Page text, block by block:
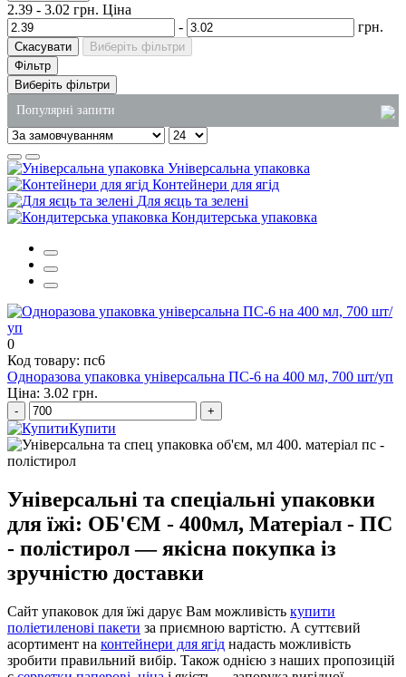
2.39 - 3.02 грн. Ціна
-
грн.
Скасувати
Виберіть фільтри
Фільтр
Виберіть фільтри
Популярні запити
коробка для торта пластикова
товари господарські оптом
замовлення миючих засобів
лотки з полістиролу
поліетиленовий пакет купити оптом
Універсальна упаковка
Контейнери для ягід
Для яєць та зелені
Кондитерська упаковка
0
Код товару: пс6
Одноразова упаковка універсальна ПС-6 на 400 мл, 700 шт/уп
Ціна: 3.02 грн.
- +
Купити
Універсальні та спеціальні упаковки
для їжі: ОБ'ЄМ - 400мл, Матеріал - ПС
- полістирол — якісна покупка із
зручністю доставки
Сайт упаковок для їжі дарує Вам можливість купити
поліетиленові пакети за приємною вартістю. А суттєвий
асортимент на контейнери для ягід надасть можливість
зробити правильний вибір. Також однією з наших пропозицій